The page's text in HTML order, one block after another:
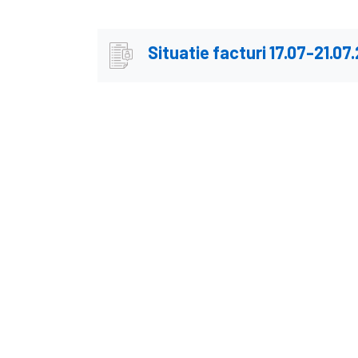
Situatie facturi 17.07-